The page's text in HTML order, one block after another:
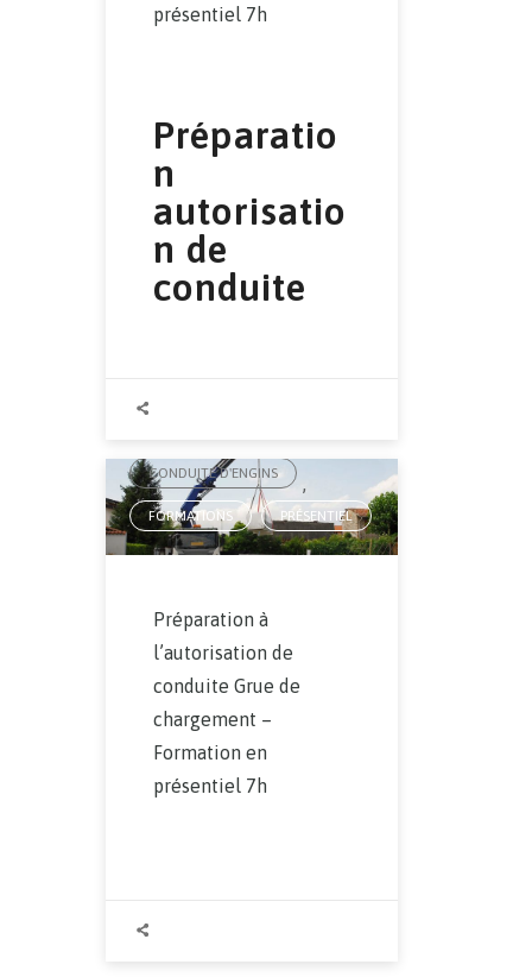
présentiel 7h
Préparatio
n
autorisatio
n de
conduite
CONDUITE D'ENGINS ,
FORMATIONS , PRÉSENTIEL
Préparation à
l’autorisation de
conduite Grue de
chargement –
Formation en
présentiel 7h